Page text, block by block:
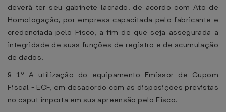
deverá ter seu gabinete lacrado, de acordo com Ato de
Homologação, por empresa capacitada pelo fabricante e
credenciada pelo Fisco, a fim de que seja assegurada a
integridade de suas funções de registro e de acumulação
de dados.
§ 1º A utilização do equipamento Emissor de Cupom
Fiscal - ECF, em desacordo com as disposições previstas
no caput importa em sua apreensão pelo Fisco.